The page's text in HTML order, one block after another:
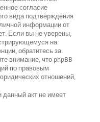
согласие
вида подтверждения
информации от
Если вы не уверены,
на
обратитесь за
внимание, что phpBB
по правовым
отношений,
данный акт не имеет